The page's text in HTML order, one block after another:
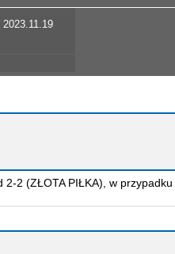
2023.11.19
2 (ZŁOTA PIŁKA), w